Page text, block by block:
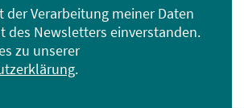
der Verarbeitung meiner Daten
des Newsletters einverstanden.
zu unserer
.